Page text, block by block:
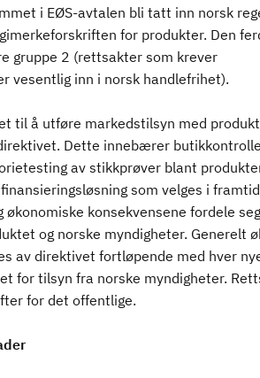
i EØS-avtalen bli tatt inn norsk
for produkter. Den
gruppe 2 (rettsakter som krever
vesentlig inn i norsk handlefrihet).
til å utføre markedstilsyn med
Dette innebærer
av stikkprøver blant
som velges i
konsekvensene fordele seg
og norske myndigheter. Generelt
av direktivet fortløpende med hver
for tilsyn fra norske myndigheter.
for det offentlige.